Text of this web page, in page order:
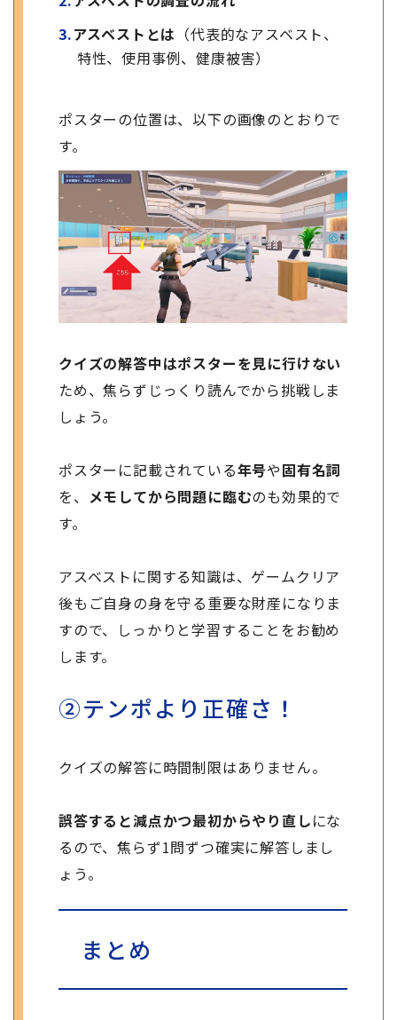
アスベストとは （代表的なアスベスト、
特性、使用事例、健康被害）
ポスターの位置は、以下の画像のとおりで
す。
クイズの解答中はポスターを見に行けない
ため、焦らずじっくり読んでから挑戦しま
しょう。
ポスターに記載されている年号や固有名詞
を、 メモしてから問題に臨むのも効果的で
す。
アスベストに関する知識は、ゲームクリア
後もご自身の身を守る重要な財産になりま
すので、しっかりと学習することをお勧め
します。
②テンポより正確さ！
クイズの解答に時間制限はありません。
誤答すると減点かつ最初からやり直しにな
るので、焦らず1問ずつ確実に解答しまし
ょう。
まとめ